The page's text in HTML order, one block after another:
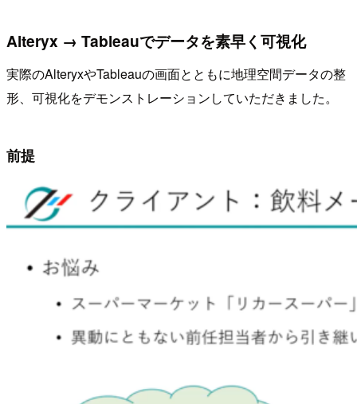
Alteryx → Tableauでデータを素早く可視化
実際のAlteryxやTableauの画面とともに地理空間データの整
形、可視化をデモンストレーションしていただきました。
前提